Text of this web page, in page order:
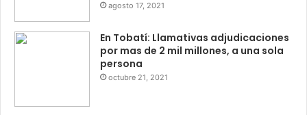
agosto 17, 2021
En Tobatí: Llamativas adjudicaciones
por mas de 2 mil millones, a una sola
persona
octubre 21, 2021